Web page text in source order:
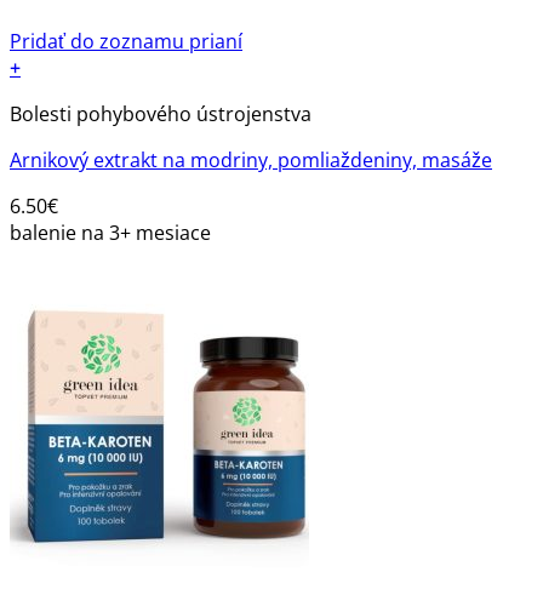
Pridať do zoznamu prianí
+
Bolesti pohybového ústrojenstva
Arnikový extrakt na modriny, pomliaždeniny, masáže
6.50€
balenie na 3+ mesiace